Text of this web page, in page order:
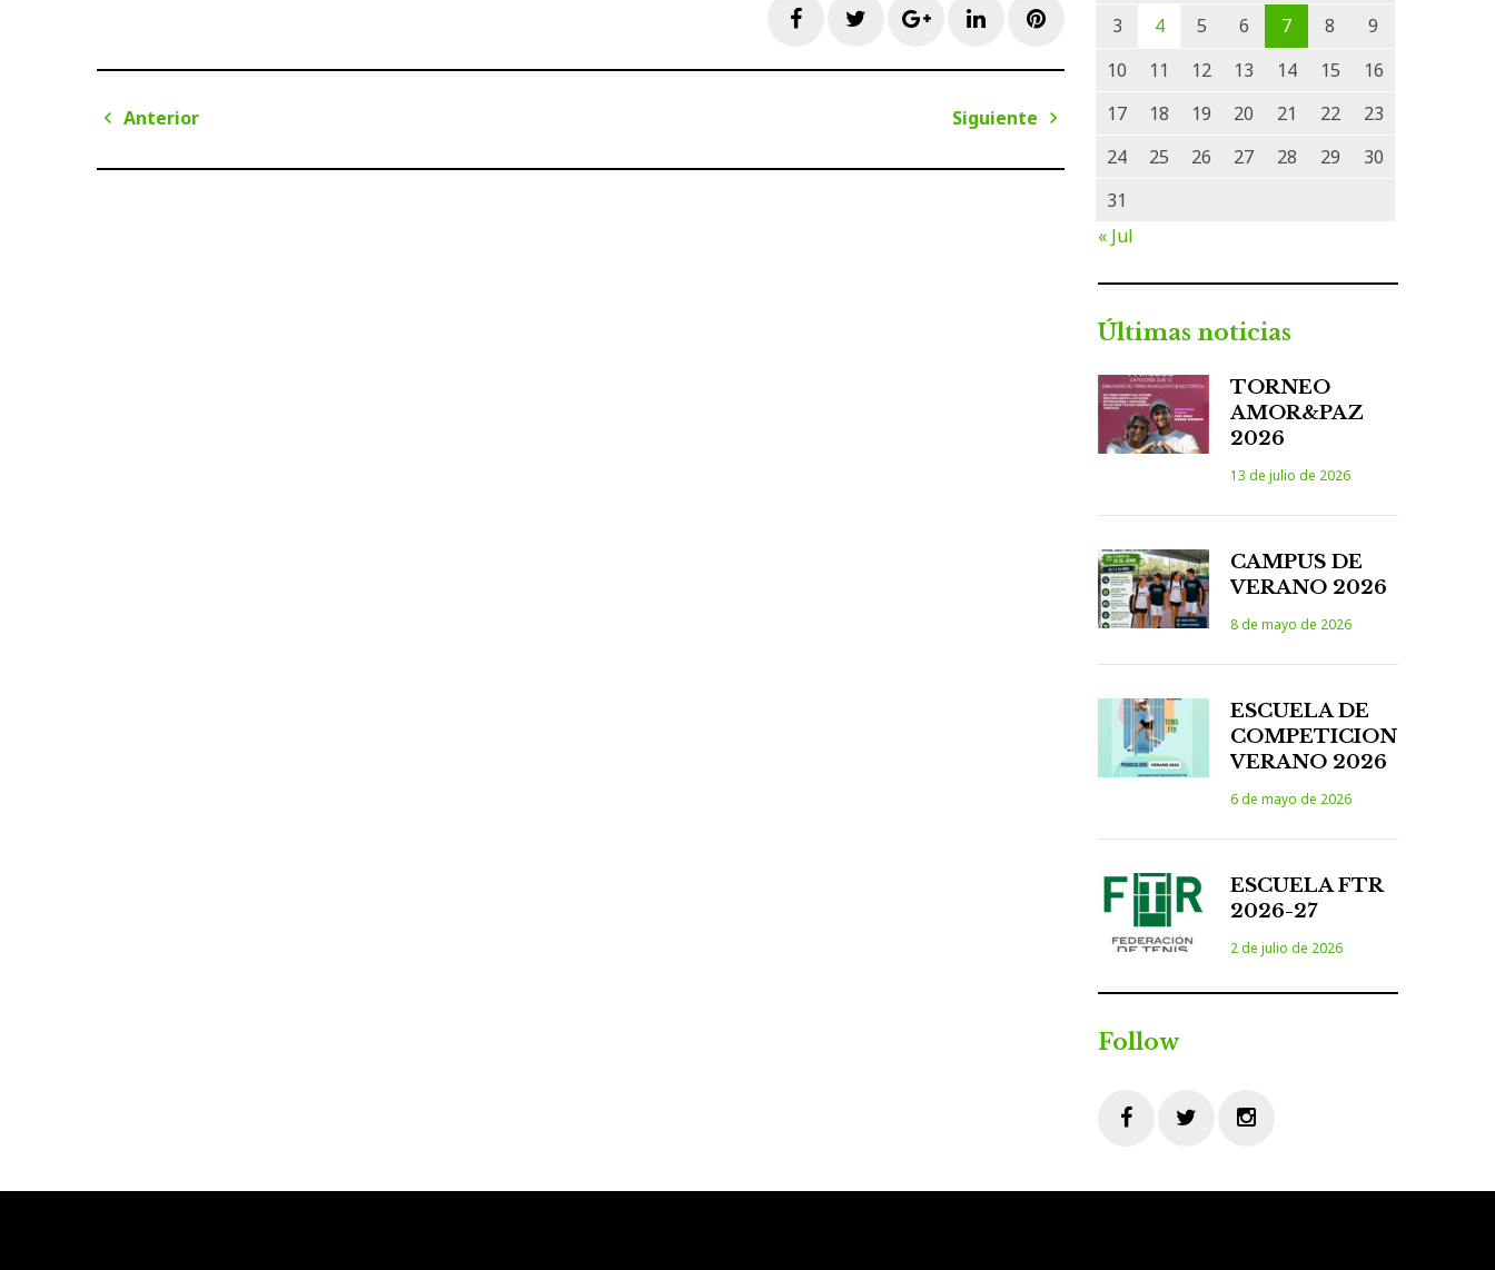
FacebookTwitterGoogle+LinkedInPinterest
Navegación
de
Anterior
Siguiente
Siguiente
3
4 5 6 7 8
9
10
11 12 13 14 15
16
17
18 19 20 21 22
23
24
25 26 27 28 29
30
31
« Jul
Últimas noticias
TORNEO
AMOR&PAZ
2026
13 de julio de 2026
CAMPUS DE
VERANO 2026
8 de mayo de 2026
ESCUELA DE
COMPETICION
VERANO 2026
6 de mayo de 2026
ESCUELA FTR
2026-27
2 de julio de 2026
Follow